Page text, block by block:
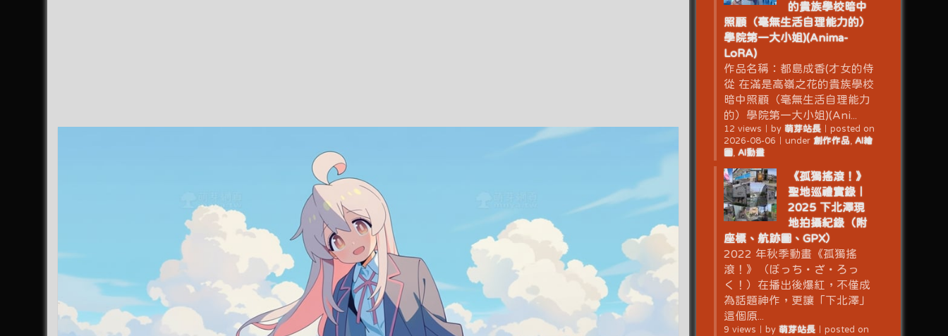
的貴族學校暗中
照顧（毫無生活自理能力的）
學院第一大小姐)(Anima-
LoRA)
作品名稱：都島成香(才女的侍
從 在滿是高嶺之花的貴族學校
暗中照顧（毫無生活自理能力
的）學院第一大小姐)(Ani...
12 views by 萌芽站長｜ posted on
2026-08-06
under 創作作品, AI繪
圖, AI動畫
《孤獨搖滾！》
聖地巡禮實錄｜
2025 下北澤現
地拍攝紀錄（附
座標、航跡圖、GPX）
2022 年秋季動畫《孤獨搖
滾！》（ぼっち・ざ・ろっ
く！）在播出後爆紅，不僅成
為話題神作，更讓「下北澤」
這個原...
9 views by 萌芽站長｜ posted on